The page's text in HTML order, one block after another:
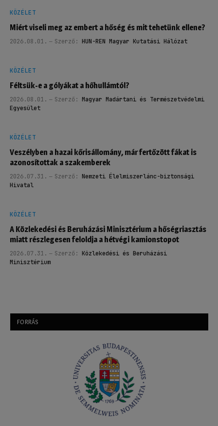
KÖZÉLET
Miért viseli meg az embert a hőség és mit tehetünk ellene?
2026.08.01. Szerző: HUN-REN Magyar Kutatási Hálózat
KÖZÉLET
Féltsük-e a gólyákat a hőhullámtól?
2026.08.01. Szerző: Magyar Madártani és Természetvédelmi
Egyesület
KÖZÉLET
Veszélyben a hazai kőrisállomány, már fertőzött fákat is
azonosítottak a szakemberek
2026.07.31. Szerző: Nemzeti Élelmiszerlánc-biztonsági
Hivatal
KÖZÉLET
A Közlekedési és Beruházási Minisztérium a hőségriasztás
miatt részlegesen feloldja a hétvégi kamionstopot
2026.07.31. Szerző: Közlekedési és Beruházási
Minisztérium
FORRÁS